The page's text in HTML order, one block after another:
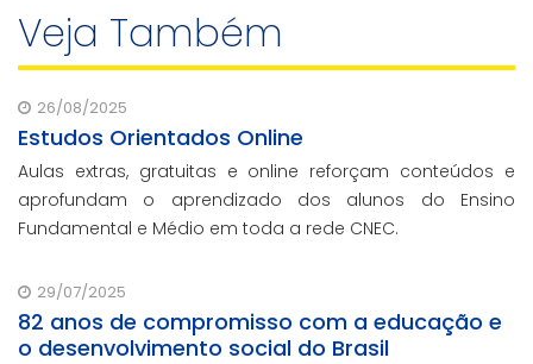
Veja Também
26/08/2025
Estudos Orientados Online
Aulas extras, gratuitas e online reforçam conteúdos e
aprofundam o aprendizado dos alunos do Ensino
Fundamental e Médio em toda a rede CNEC.
29/07/2025
82 anos de compromisso com a educação e
o desenvolvimento social do Brasil